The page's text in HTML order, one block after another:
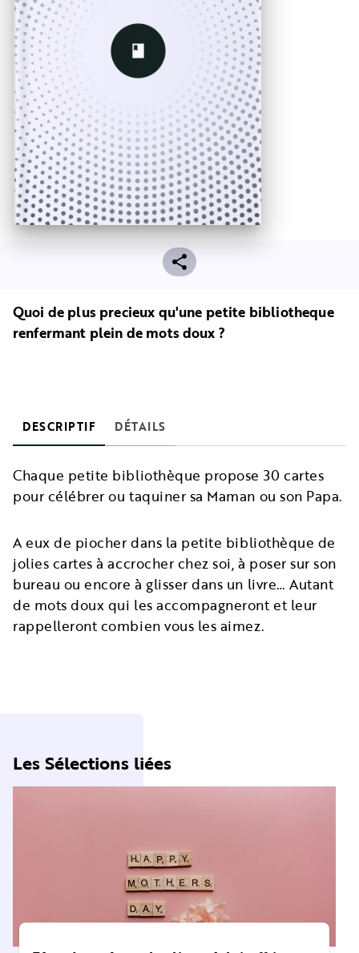
Quoi de plus precieux qu'une petite bibliotheque
renfermant plein de mots doux ?
DESCRIPTIF DÉTAILS
Chaque petite bibliothèque propose 30 cartes
pour célébrer ou taquiner sa Maman ou son Papa.
A eux de piocher dans la petite bibliothèque de
jolies cartes à accrocher chez soi, à poser sur son
bureau ou encore à glisser dans un livre… Autant
de mots doux qui les accompagneront et leur
rappelleront combien vous les aimez.
Les Sélections liées